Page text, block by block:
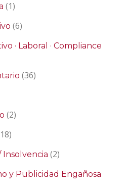
(1)
(6)
· Laboral · Compliance
(36)
(2)
Insolvencia (2)
y Publicidad Engañosa